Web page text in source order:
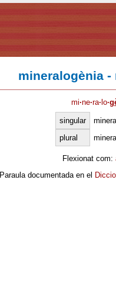
mineralogènia -
mi·ne·ra· lo·
singular
plural
Flexionat com:
Paraula documentada en el